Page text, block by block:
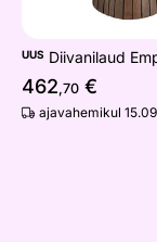
UUS Diivanilaud
462,70 €
ajavahemikul